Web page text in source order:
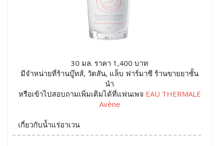
30 มล. ราคา 1,400 บาท
มีจำหน่ายที่ร้านบู๊ทส์, วัตสัน, แล็บ ฟาร์มาซี ร้านขายยาชั้น
นำ
หรือเข้าไปสอบถามเพิ่มเติมได้ที่แฟนเพจ EAU THERMALE
Avène
เกี่ยวกับน้ำแร่อาเวน